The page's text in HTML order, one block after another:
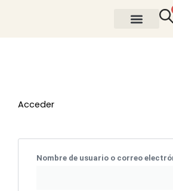
Acceder
Nombre de usuario o correo